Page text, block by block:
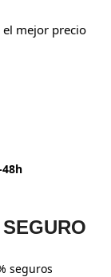
el mejor precio
seguros